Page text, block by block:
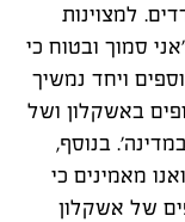
למצוינות
סמוך ובטוח כי
ויחד נמשיך
באשקלון ושל
בנוסף,
מאמינים כי
של אשקלון